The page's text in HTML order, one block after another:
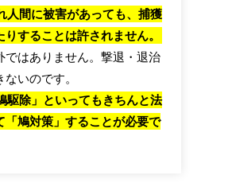
人間に被害があっても、捕獲
りすることは許されません。
ではありません。撃退・退治
いのです。
駆除」といってもきちんと法
「鳩対策」することが必要で